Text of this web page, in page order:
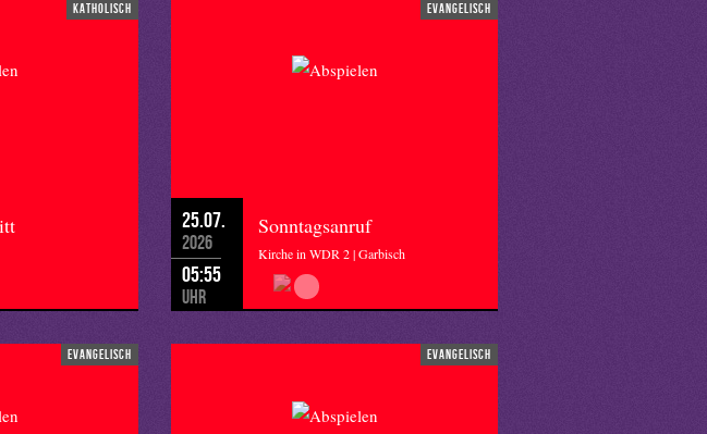
katholisch evangelisch
25.07.
2026
05:55
Uhr
Sonntagsanruf
Kirche in WDR 2 | Garbisch
evangelisch evangelisch